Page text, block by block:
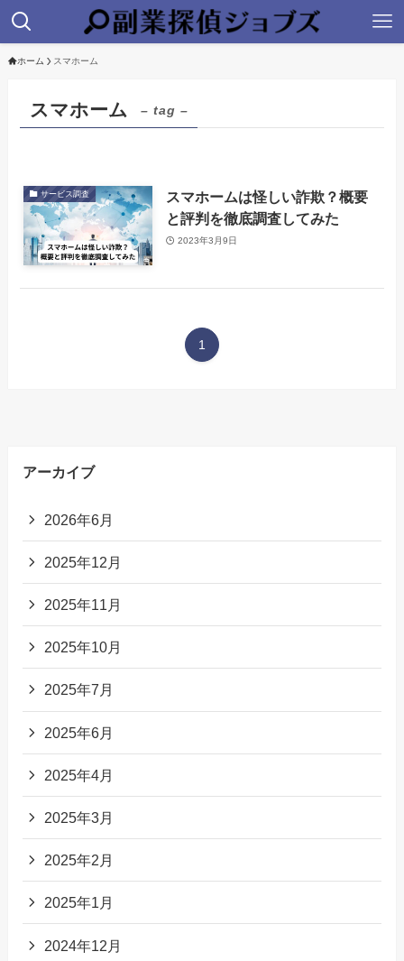
ホーム スマホーム
スマホーム – tag –
サービス調査
スマホームは怪しい詐欺？概要
と評判を徹底調査してみた
2023年3月9日
1
アーカイブ
2026年6月
2025年12月
2025年11月
2025年10月
2025年7月
2025年6月
2025年4月
2025年3月
2025年2月
2025年1月
2024年12月